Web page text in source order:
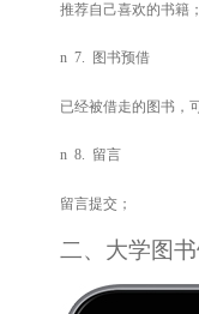
推荐自己喜欢的书籍；
n 7. 图书预借
已经被借走的图书，
n 8. 留言
留言提交；
二、大学图